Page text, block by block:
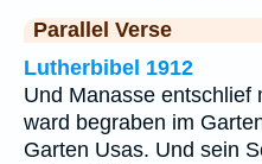
Parallel Verse
Lutherbibel 1912
Und Manasse entschlief
ward begraben im
Garten Usas. Und sein